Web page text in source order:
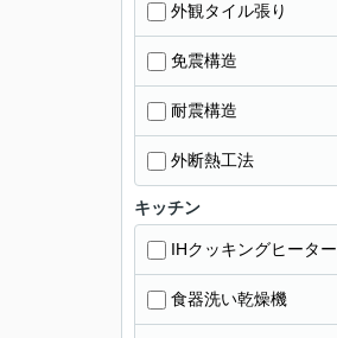
外観タイル張り
免震構造
耐震構造
外断熱工法
キッチン
IHクッキングヒーター
食器洗い乾燥機